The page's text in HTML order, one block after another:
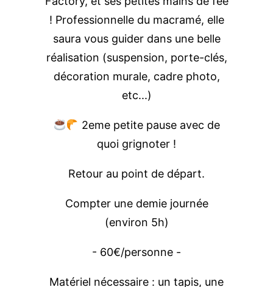
! Professionnelle du macramé, elle
saura vous guider dans une belle
réalisation (suspension, porte-clés,
décoration murale, cadre photo,
etc...)
2eme petite pause avec de
quoi grignoter !
Retour au point de départ.
Compter une demie journée
(environ 5h)
- 60€/personne -
Matériel nécessaire : un tapis, une